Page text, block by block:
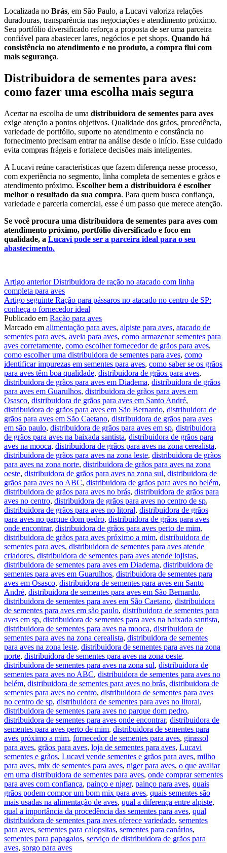
Localizada no Brás, em São Paulo, a Lucavi valoriza relações
duradouras, transparência nas negociações e atendimento próximo.
Seu portfólio diversificado reforça a proposta de ser uma parceira
confiável para abastecer lares, negócios e pet shops. Quando há
consistência no atendimento e no produto, a compra flui com
mais segurança.
Distribuidora de sementes para aves:
como fazer uma escolha mais segura
Acertar na escolha de uma distribuidora de sementes para aves
exige atenção a pontos objetivos. Qualidade dos grãos, procedência,
variedade de portfólio, suporte no atendimento e constância no
fornecimento precisam entrar na análise desde o início. Esse cuidado
evita compras frágeis e fortalece decisões mais inteligentes.
A Lucavi reúne características que fazem diferença nesse processo,
com experiência no segmento, linha completa de sementes e grãos e
atendimento próximo. Escolher bem a distribuidora é escolher
melhor o resultado da sua compra. Para quem busca confiança,
variedade e parceria comercial, esse é um passo que merece atenção.
Se você procura uma distribuidora de sementes para aves com
atendimento próximo, portfólio diversificado e foco em
qualidade, a Lucavi pode ser a parceira ideal para o seu
abastecimento.
Continue
lendo
Artigo anteriorDistribuidora de ração no atacado com linha
completa para aves
Artigo seguinte Ração para pássaros no atacado no centro de SP:
conheça o fornecedor ideal
Publicado em Ração para aves
Marcado em alimentação para aves, alpiste para aves, atacado de
sementes para aves, aveia para aves, como armazenar sementes para
aves corretamente, como escolher fornecedor de grãos para aves,
como escolher uma distribuidora de sementes para aves, como
identificar impurezas em sementes para aves, como saber se os grãos
para aves têm boa qualidade, distribuidora de grãos para aves,
distribuidora de grãos para aves em Diadema, distribuidora de grãos
para aves em Guarulhos, distribuidora de grãos para aves em
Osasco, distribuidora de grãos para aves em Santo André,
distribuidora de grãos para aves em São Bernardo, distribuidora de
grãos para aves em São Caetano, distribuidora de grãos para aves
em são paulo, distribuidora de grãos para aves em sp, distribuidora
de grãos para aves na baixada santista, distribuidora de grãos para
aves na mooca, distribuidora de grãos para aves na zona cerealista,
distribuidora de grãos para aves na zona leste, distribuidora de grãos
para aves na zona norte, distribuidora de grãos para aves na zona
oeste, distribuidora de grãos para aves na zona sul, distribuidora de
grãos para aves no ABC, distribuidora de grãos para aves no belém,
distribuidora de grãos para aves no brás, distribuidora de grãos para
aves no centro, distribuidora de grãos para aves no centro de sp,
distribuidora de grãos para aves no litoral, distribuidora de grãos
para aves no parque dom pedro, distribuidora de grãos para aves
onde encontrar, distribuidora de grãos para aves perto de mim,
distribuidora de grãos para aves próximo a mim, distribuidora de
sementes para aves, distribuidora de sementes para aves atende
criadores, distribuidora de sementes para aves atende lojistas,
distribuidora de sementes para aves em Diadema, distribuidora de
sementes para aves em Guarulhos, distribuidora de sementes para
aves em Osasco, distribuidora de sementes para aves em Santo
André, distribuidora de sementes para aves em São Bernardo,
distribuidora de sementes para aves em São Caetano, distribuidora
de sementes para aves em são paulo, distribuidora de sementes para
aves em sp, distribuidora de sementes para aves na baixada santista,
distribuidora de sementes para aves na mooca, distribuidora de
sementes para aves na zona cerealista, distribuidora de sementes
para aves na zona leste, distribuidora de sementes para aves na zona
norte, distribuidora de sementes para aves na zona oeste,
distribuidora de sementes para aves na zona sul, distribuidora de
sementes para aves no ABC, distribuidora de sementes para aves no
belém, distribuidora de sementes para aves no brás, distribuidora de
sementes para aves no centro, distribuidora de sementes para aves
no centro de sp, distribuidora de sementes para aves no litoral,
distribuidora de sementes para aves no parque dom pedro,
distribuidora de sementes para aves onde encontrar, distribuidora de
sementes para aves perto de mim, distribuidora de sementes para
aves próximo a mim, fornecedor de sementes para aves, girassol
para aves, grãos para aves, loja de sementes para aves, Lucavi
sementes e grãos, Lucavi vende sementes e grãos para aves, milho
para aves, mix de sementes para aves, niger para aves, o que avaliar
em uma distribuidora de sementes para aves, onde comprar sementes
para aves com confiança, painço e niger, painço para aves, quais
grãos podem compor um bom mix para aves, quais sementes são
mais usadas na alimentação de aves, qual a diferença entre alpiste,
qual a importância da procedência das sementes para aves, qual
distribuidora de sementes para aves oferece variedade, sementes
para aves, sementes para calopsitas, sementes para canários,
sementes para papagaios, serviço de distribuidora de grãos para
aves, sorgo para aves